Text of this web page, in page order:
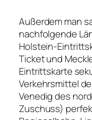
Außerdem man
nachfolgende
Holstein-
Ticket und
Eintrittskarte
Verkehrsmittel
Venedig des
Zuschuss)